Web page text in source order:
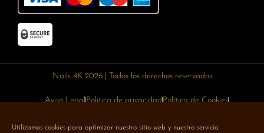
Utilizamos cookies para optimizar nuestro sitio web y nuestro servicio.
Nails 4K 2026 | Todos los derechos reservados
Aviso LegalPolítica de privacidadPolítica de Cookies